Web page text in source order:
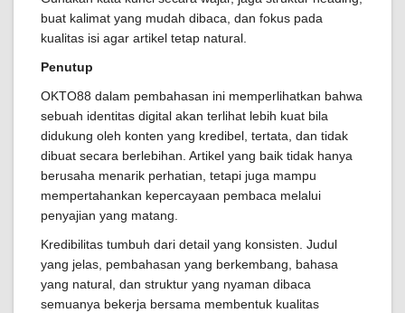
buat kalimat yang mudah dibaca, dan fokus pada
kualitas isi agar artikel tetap natural.
Penutup
OKTO88 dalam pembahasan ini memperlihatkan bahwa
sebuah identitas digital akan terlihat lebih kuat bila
didukung oleh konten yang kredibel, tertata, dan tidak
dibuat secara berlebihan. Artikel yang baik tidak hanya
berusaha menarik perhatian, tetapi juga mampu
mempertahankan kepercayaan pembaca melalui
penyajian yang matang.
Kredibilitas tumbuh dari detail yang konsisten. Judul
yang jelas, pembahasan yang berkembang, bahasa
yang natural, dan struktur yang nyaman dibaca
semuanya bekerja bersama membentuk kualitas